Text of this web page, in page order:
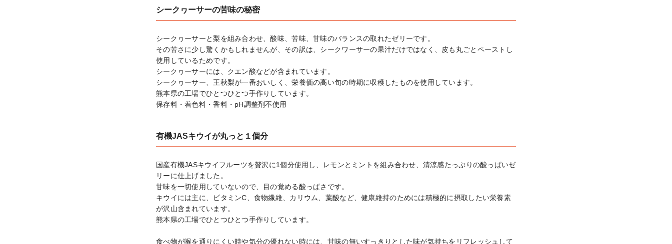
シークヮーサーの苦味の秘密
シークヮーサーと梨を組み合わせ、酸味、苦味、甘味のバランスの取れたゼリーです。
その苦さに少し驚くかもしれませんが、その訳は、シークワーサーの果汁だけではなく、皮も丸ごとペーストし
使用しているためです。
シークヮーサーには、クエン酸などが含まれています。
シークヮーサー、王秋梨が一番おいしく、栄養価の高い旬の時期に収穫したものを使用しています。
熊本県の工場でひとつひとつ手作りしています。
保存料・着色料・香料・pH調整剤不使用
有機JASキウイが丸っと１個分
国産有機JASキウイフルーツを贅沢に1個分使用し、レモンとミントを組み合わせ、清涼感たっぷりの酸っぱいゼ
リーに仕上げました。
甘味を一切使用していないので、目の覚める酸っぱさです。
キウイには主に、ビタミンC、食物繊維、カリウム、葉酸など、健康維持のためには積極的に摂取したい栄養素
が沢山含まれています。
熊本県の工場でひとつひとつ手作りしています。
食べ物が喉を通りにくい時や気分の優れない時には、甘味の無いすっきりとした味が気持ちをリフレッシュして